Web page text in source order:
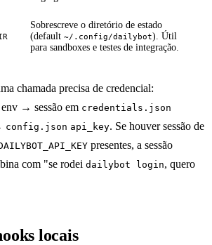
Sobrescreve o diretório de estado
(default ~/.config/dailybot). Útil
para sandboxes e testes de integração.
chamada precisa de credencial:
env → sessão em credentials.json
config.json api_key. Se houver sessão de
presentes, a sessão
com "se rodei dailybot login, quero
locais